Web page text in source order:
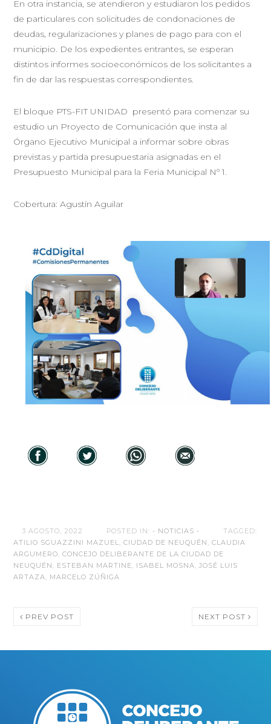
En otra instancia, se atendieron y estudiaron los pedidos
de particulares con solicitudes de condonaciones de
deudas, regularizaciones y planes de pago para con el
municipio. De los expedientes entrantes, se esperan
distintos informes socioeconómicos de los solicitantes a
fin de dar las respuestas correspondientes.
El bloque PTS-FIT UNIDAD presentó para comenzar su
estudio un Proyecto de Comunicación que insta al
Órgano Ejecutivo Municipal a informar sobre obras
previstas y partida presupuestaria asignadas en el
Presupuesto Municipal para la Feria Municipal Nº 1.
Cobertura: Agustín Aguilar
3 AGOSTO, 2022 POSTED IN: - NOTICIAS -
TAGGED:
ATILIO SGUAZZINI MAZUEL,CIUDAD DE NEUQUÉN ,CLAUDIA
ARGUMERO,CONCEJO DELIBERANTE DE LA CIUDAD DE
NEUQUÉN , ESTEBAN MARTINE, ISABEL MOSNA,JOSÉ LUIS
ARTAZA, MARCELO ZÚÑIGA
PREV POST NEXT POST